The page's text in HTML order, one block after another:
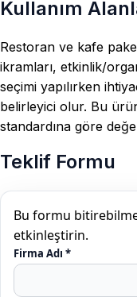
Kullanım
Restoran ve kafe
ikramları, etkinlik/
seçimi yapılırken
belirleyici olur. Bu
standardına göre
Teklif Formu
Bu formu
etkinleştirin.
Firma Adı *